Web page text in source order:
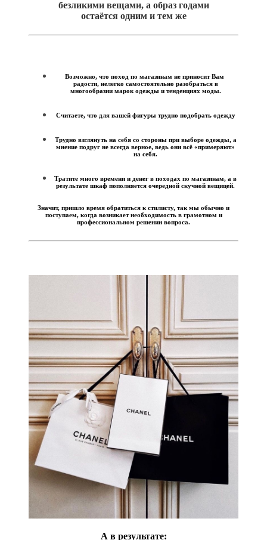
безликими вещами, а образ годами
остаётся одним и тем же
Возможно, что поход по магазинам не приносит Вам
радости, нелегко самостоятельно разобраться в
многообразии марок одежды и тенденциях моды.
Считаете, что для вашей фигуры трудно подобрать одежду
Трудно взглянуть на себя со стороны при выборе одежды, а
мнение подруг не всегда верное, ведь они всё «примеряют»
на себя.
Тратите много времени и денег в походах по магазинам, а в
результате шкаф пополняется очередной скучной вещицей.
Значит, пришло время обратиться к стилисту, так мы обычно и
поступаем, когда возникает необходимость в грамотном и
профессиональном решении вопроса.
А в результате: